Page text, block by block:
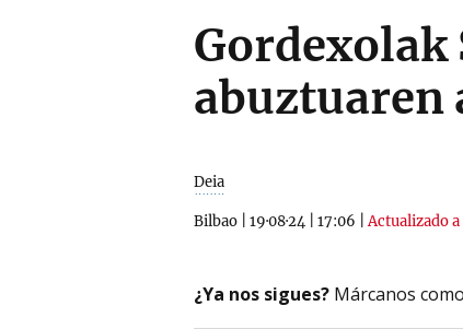
Gordexolak
abuztuaren
Deia
Bilbao 19·08·24 17:06 |Actualizado a
¿Ya nos sigues? Márcanos